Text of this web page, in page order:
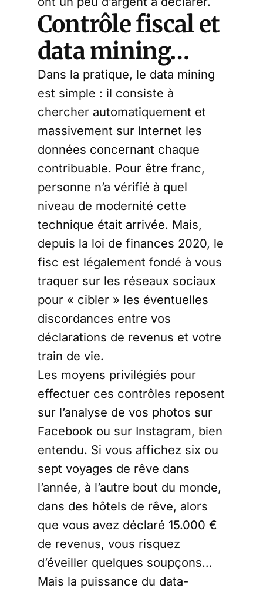
Contrôle fiscal et
data mining…
Dans la pratique, le data mining
est simple : il consiste à
chercher automatiquement et
massivement sur Internet les
données concernant chaque
contribuable. Pour être franc,
personne n’a vérifié à quel
niveau de modernité cette
technique était arrivée. Mais,
depuis la loi de finances 2020, le
fisc est légalement fondé à vous
traquer sur les réseaux sociaux
pour « cibler » les éventuelles
discordances entre vos
déclarations de revenus et votre
train de vie.
Les moyens privilégiés pour
effectuer ces contrôles reposent
sur l’analyse de vos photos sur
Facebook ou sur Instagram, bien
entendu. Si vous affichez six ou
sept voyages de rêve dans
l’année, à l’autre bout du monde,
dans des hôtels de rêve, alors
que vous avez déclaré 15.000 €
de revenus, vous risquez
d’éveiller quelques soupçons…
Mais la puissance du data-